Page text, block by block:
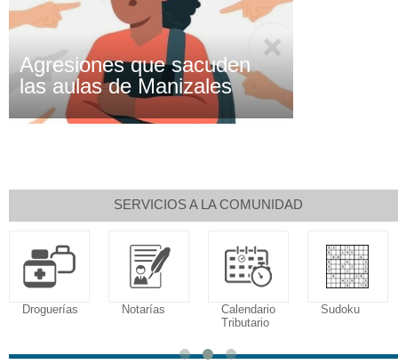
Agresiones que sacuden
las aulas de Manizales
SERVICIOS A LA COMUNIDAD
Droguerías Notarías
Calendario
Tributario
Sudoku